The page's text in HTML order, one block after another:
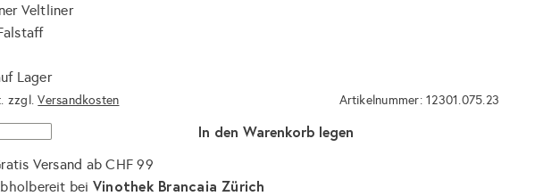
Veltliner
Lager
zzgl.Versandkosten Artikelnummer: 12301.075.23
In den Warenkorb legen
Versand ab CHF 99
bei Vinothek Brancaia Zürich